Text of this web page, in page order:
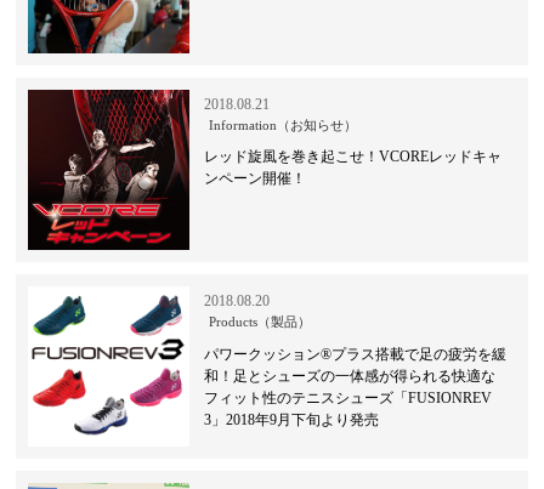
2018.08.21
Information（お知らせ）
レッド旋風を巻き起こせ！VCOREレッドキャ
ンペーン開催！
2018.08.20
Products（製品）
パワークッション®プラス搭載で足の疲労を緩
和！足とシューズの一体感が得られる快適な
フィット性のテニスシューズ「FUSIONREV
3」2018年9月下旬より発売